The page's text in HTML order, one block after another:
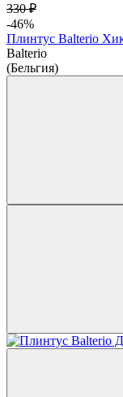
330 ₽
-46%
Плинтус Balterio
Balterio
(Бельгия)